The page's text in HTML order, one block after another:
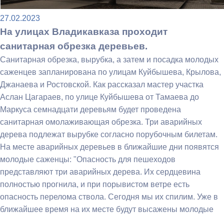
27.02.2023
На улицах Владикавказа проходит
санитарная обрезка деревьев.
Санитарная обрезка, вырубка, а затем и посадка молодых
саженцев запланирована по улицам Куйбышева, Крылова,
Джанаева и Ростовской. Как рассказал мастер участка
Аслан Цагараев, по улице Куйбышева от Тамаева до
Маркуса семнадцати деревьям будет проведена
санитарная омолаживающая обрезка. Три аварийных
дерева подлежат вырубке согласно порубочным билетам.
На месте аварийных деревьев в ближайшие дни появятся
молодые саженцы: "Опасность для пешеходов
представляют три аварийных дерева. Их сердцевина
полностью прогнила, и при порывистом ветре есть
опасность перелома ствола. Сегодня мы их спилим. Уже в
ближайшее время на их месте будут высажены молодые